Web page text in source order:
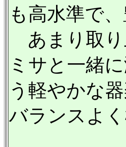
も高水準で
あまり取り
ミサと一緒
う軽やかな
バランスよ